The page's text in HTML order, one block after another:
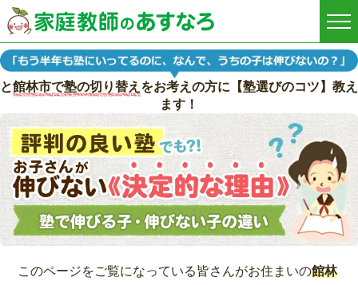
と館林市で塾の切り替え をお考えの方に【塾選びのコツ】教え
ます！
このページをご覧になっている皆さんがお住まいの館林